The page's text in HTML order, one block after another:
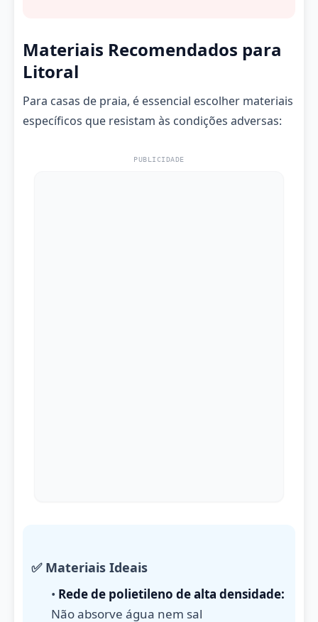
Materiais Recomendados para
Litoral
Para casas de praia, é essencial escolher materiais
específicos que resistam às condições adversas:
PUBLICIDADE
✅ Materiais Ideais
• Rede de polietileno de alta densidade:
Não absorve água nem sal